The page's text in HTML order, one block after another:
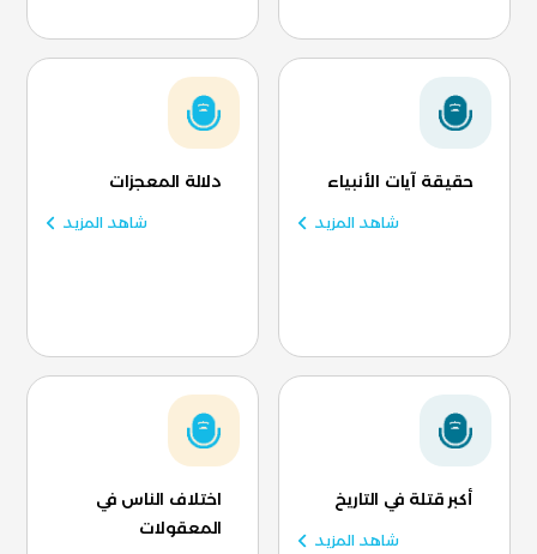
حقيقة آيات الأنبياء
شاهد المزيد
دلالة المعجزات
شاهد المزيد
أكبر قتلة في التاريخ
شاهد المزيد
اختلاف الناس في
المعقولات